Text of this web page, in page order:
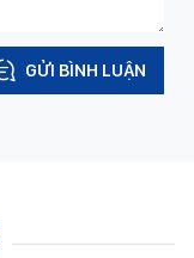
GỬI BÌNH LUẬN